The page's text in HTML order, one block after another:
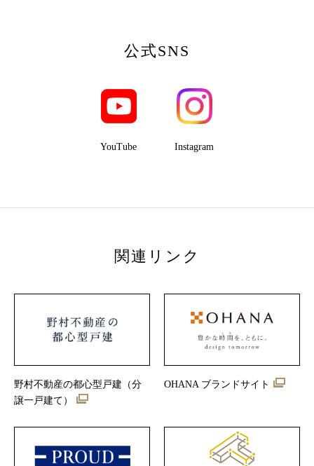
公式SNS
YouTube Instagram
関連リンク
野村不動産の都心型戸建（分
譲一戸建て）
OHANA ブランドサイト